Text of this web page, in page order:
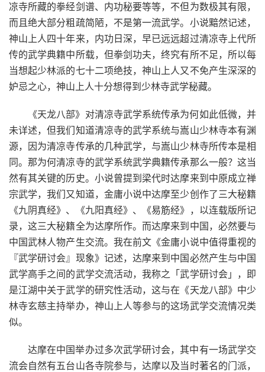
凉寺所藏的拳经剑谱、内功秘要等等，不但为数极其有限，
而且绝大部分粗疏简陋，不是第一流武学。小说黯然记述，
神山上人四十年来，内功日深，早已远远超过清凉寺上代所
传的武学典籍中所载，但拳剑功夫，终究有所不足，所以每
当想起少林派的七十二项绝技，神山上人又不免产生深深的
妒忌之心，神山上人十分想得到少林寺武学秘藏。
《天龙八部》对清凉寺武学系统传承为何如此低微，并
未详述，但我们知道清凉寺的武学系统与嵩山少林寺本有渊
源，因为清凉寺传承的几种武学，与嵩山少林寺所传本是相
同。那为何清凉寺的武学系统武学典籍传承那么一般？这当
然有其关键的历史。小说曾提到梁代时达摩来到中原成立禅
宗武学，我们又知道，金庸小说中达摩至少创作了三大秘籍
《九阴真经》、《九阳真经》、《易筋经》，以连载版所记
录，这三大秘籍全为达摩所作。而达摩来到中国，必然要与
中国武林人物产生交流。我在前文《金庸小说中值得重视的
『武学研讨会』现象》记述，达摩来到中国必然产生与中国
武学高手之间的武学交流活动，我称之「武学研讨会」，即
是江湖中关于武学的研究性活动，这与在《天龙八部》中少
林寺玄慈主持举办，神山上人等参与的这场武学交流情况类
似。
达摩在中国举办过多次武学研讨会，其中有一场武学交
流会自然有五台山各寺院参与，达摩以及当时著名的门派，